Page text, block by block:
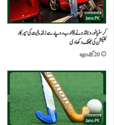
کرسٹیانو رونالڈو نے 8 ارب روپے سے زائد مالیت کی سپر کار
کلیکشن کی جھلک دکھا دی
20 گھنٹے ago